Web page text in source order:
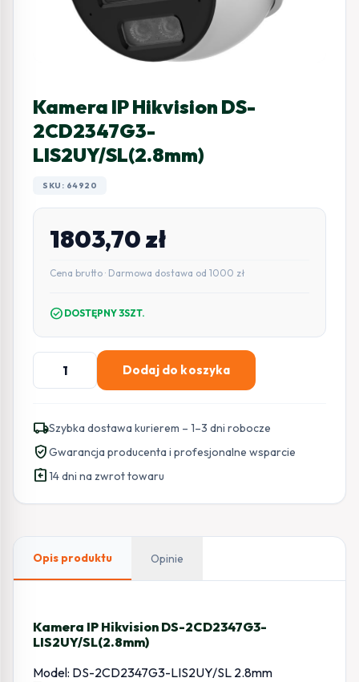
Kamera IP Hikvision DS-
2CD2347G3-
LIS2UY/SL(2.8mm)
SKU: 64920
1803,70zł
Cena brutto · Darmowa dostawa od 1000 zł
check_circle DOSTĘPNY 3SZT.
ilość
Kamera
Hikvision
DS-
2CD2347G3-
LIS2UY/SL(2.8mm)
Dodaj do koszyka
local_shippingSzybka dostawa kurierem – 1–3 dni robocze
verified_userGwarancja producenta i profesjonalne wsparcie
assignment_return14 dni na zwrot towaru
Opis produktu Opinie
Kamera IP Hikvision DS-2CD2347G3-
LIS2UY/SL(2.8mm)
Model: DS-2CD2347G3-LIS2UY/SL 2.8mm